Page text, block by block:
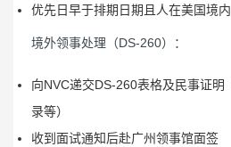
优先日早于排期日期且人在美国境
境外领事处理（DS-260）：
向NVC递交DS-260表格及民事证明
录等）
收到面试通知后赴广州领事馆面签